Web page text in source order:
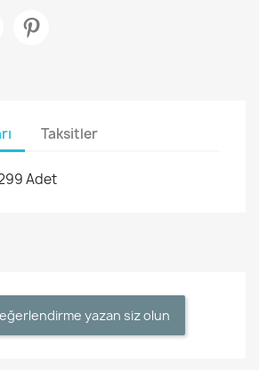
Taksitler
Adet
yazan siz olun